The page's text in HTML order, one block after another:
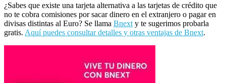
¿Sabes que existe una tarjeta alternativa a las tarjetas de crédito que
no te cobra comisiones por sacar dinero en el extranjero o pagar en
divisas distintas al Euro? Se llama Bnext y te sugerimos probarla
gratis. Aquí puedes consultar detalles y otras ventajas de Bnext.